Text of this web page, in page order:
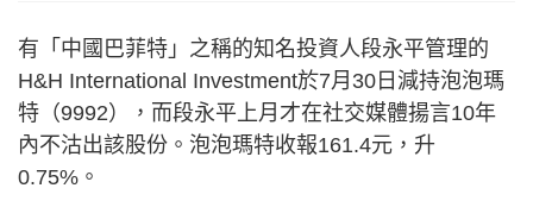
有「中國巴菲特」之稱的知名投資人段永平管理的
H&H International Investment於7月30日減持泡泡瑪
特（9992），而段永平上月才在社交媒體揚言10年
內不沽出該股份。泡泡瑪特收報161.4元，升
0.75%。